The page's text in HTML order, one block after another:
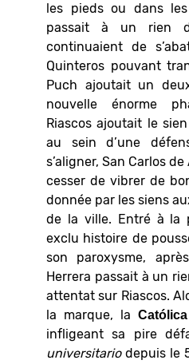
les pieds ou dans
passait à un rien
continuaient de
Quinteros pouvant
Puch ajoutait un
nouvelle énorme
Riascos ajoutait le
au sein d’une
s’aligner, San Carlos
cesser de vibrer de
donnée par les siens
de la ville. Entré à la
exclu histoire de
son paroxysme,
Herrera passait à un
attentat sur Riascos.
la marque, laCatólica
infligeant sa pire
universitariodepuis le